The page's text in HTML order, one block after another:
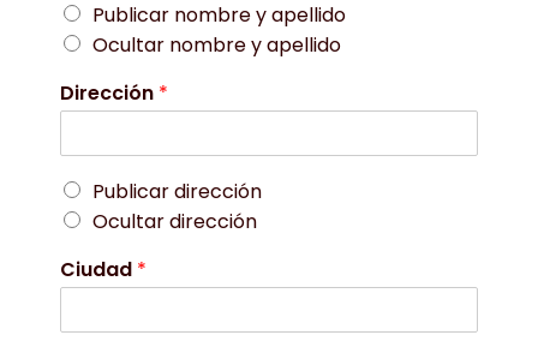
Publicar nombre y apellido
Ocultar nombre y apellido
Dirección *
Publicar dirección
Ocultar dirección
Ciudad *